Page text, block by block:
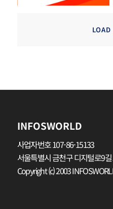
INFOSWORLD
사업자번호 107-86-15133
서울특별시 금천구 디지털로9
Copyright (c) 2003